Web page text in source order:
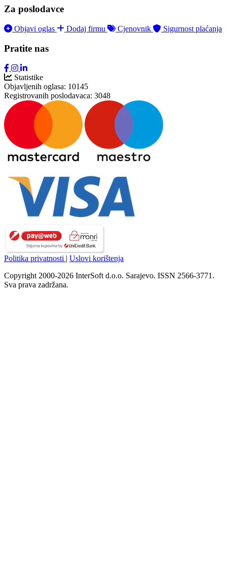
Za poslodavce
Objavi oglas Dodaj firmu Cjenovnik Sigurnost plaćanja
Pratite nas
Statistike
Objavljenih oglasa: 10145
Registrovanih poslodavaca: 3048
Politika privatnosti | Uslovi korištenja
Copyright 2000-2026 InterSoft d.o.o. Sarajevo. ISSN 2566-3771.
Sva prava zadržana.